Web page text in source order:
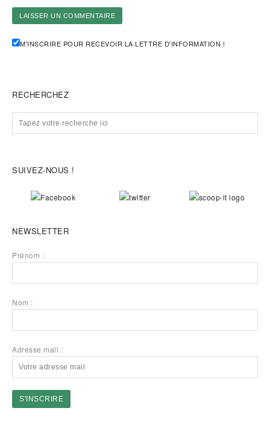
M'INSCRIRE POUR RECEVOIR LA LETTRE D'INFORMATION !
RECHERCHEZ
SUIVEZ-NOUS !
NEWSLETTER
Prénom :
Nom :
Adresse mail :